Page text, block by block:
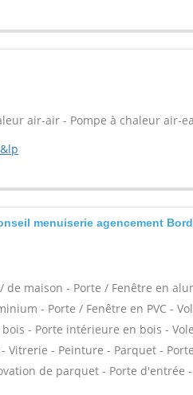
air-air - Pompe à chaleur air-
menuiserie agencement
de maison - Porte / Fenêtre en
- Porte / Fenêtre en PVC -
bois - Porte intérieure en bois -
Vitrerie - Peinture - Parquet -
de parquet - Porte d'entrée -